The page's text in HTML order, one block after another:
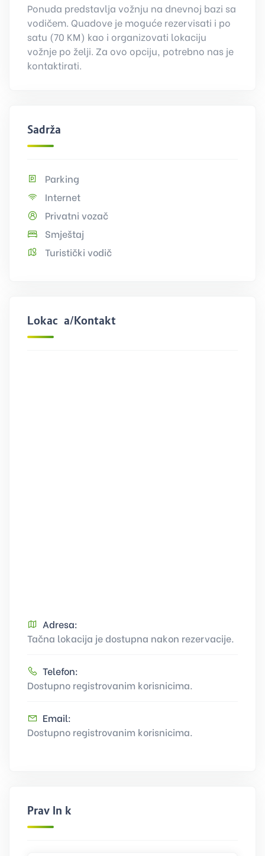
Ponuda predstavlja vožnju na dnevnoj bazi sa
vodičem. Quadove je moguće rezervisati i po
satu (70 KM) kao i organizovati lokaciju
vožnje po želji. Za ovo opciju, potrebno nas je
kontaktirati.
Sadržaj
Parking
Internet
Privatni vozač
Smještaj
Turistički vodič
Lokacija/Kontakt
Adresa:
Tačna lokacija je dostupna nakon rezervacije.
Telefon:
Dostupno registrovanim korisnicima.
Email:
Dostupno registrovanim korisnicima.
Pravilnik